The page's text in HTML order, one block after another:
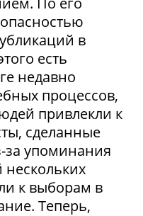
в
есть
недавно
процессов,
привлекли к
сделанные
за упоминания
к выборам в
Теперь,